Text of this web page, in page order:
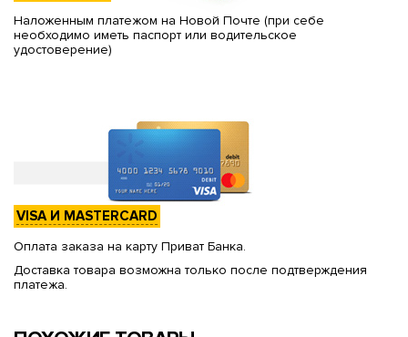
Наложенным платежом на Новой Почте (при себе
необходимо иметь паспорт или водительское
удостоверение)
VISA И MASTERCARD
Оплата заказа на карту Приват Банка.
Доставка товара возможна только после подтверждения
платежа.